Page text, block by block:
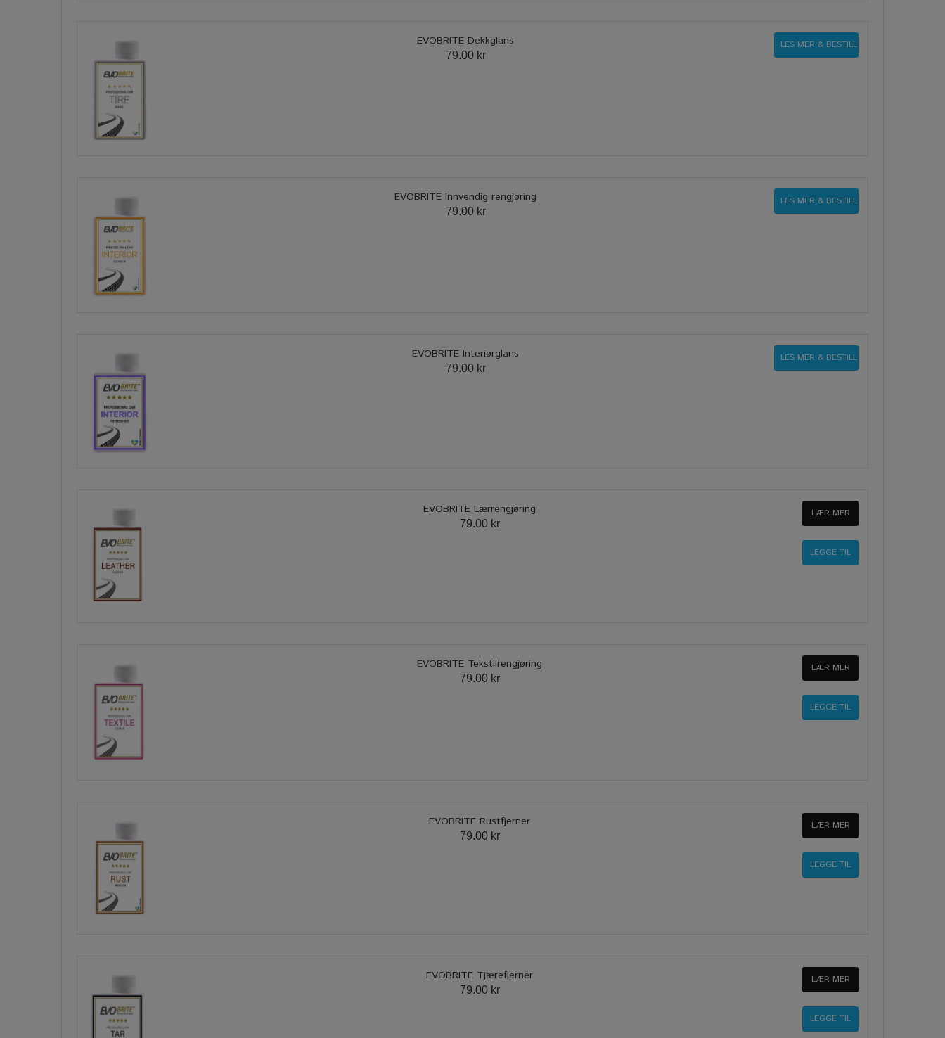
EVOBRITE Dekkglans
79.00 kr
LES MER & BESTILL
EVOBRITE Innvendig rengjøring
79.00 kr
LES MER & BESTILL
EVOBRITE Interiørglans
79.00 kr
LES MER & BESTILL
EVOBRITE Lærrengjøring
79.00 kr
LÆR MER
EVOBRITE Tekstilrengjøring
79.00 kr
LÆR MER
EVOBRITE Rustfjerner
79.00 kr
LÆR MER
EVOBRITE Tjærefjerner
79.00 kr
LÆR MER